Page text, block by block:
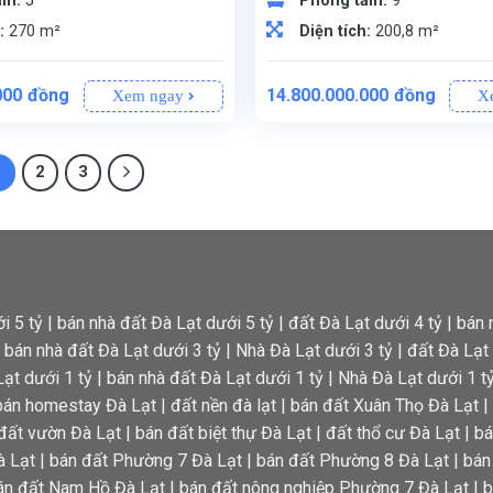
270 m²
đồng Xem ngay
Diện tích:200,8 m²
14.800.000.000 đồng
2 3
5 tỷ | bán nhà đất Đà Lạt dưới 5 tỷ | đất Đà Lạt dưới 4 tỷ | bán
bán nhà đất Đà Lạt dưới 3 tỷ | Nhà Đà Lạt dưới 3 tỷ | đất Đà Lạt
dưới 1 tỷ | bán nhà đất Đà Lạt dưới 1 tỷ | Nhà Đà Lạt dưới 1 tỷ
homestay Đà Lạt | đất nền đà lạt | bán đất Xuân Thọ Đà Lạt |
vườn Đà Lạt | bán đất biệt thự Đà Lạt | đất thổ cư Đà Lạt |
Lạt | bán đất Phường 7 Đà Lạt | bán đất Phường 8 Đà Lạt |
đất Nam Hồ Đà Lạt | bán đất nông nghiệp Phường 7 Đà Lạt |